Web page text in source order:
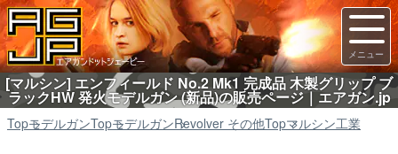
[マルシン] エンフィールド No.2 Mk1 完成品 木製グリップ ブ
ラックHW 発火モデルガン (新品)の販売ページ｜エアガン.jp
TopモデルガンTopモデルガンRevolver その他Topマルシン工業